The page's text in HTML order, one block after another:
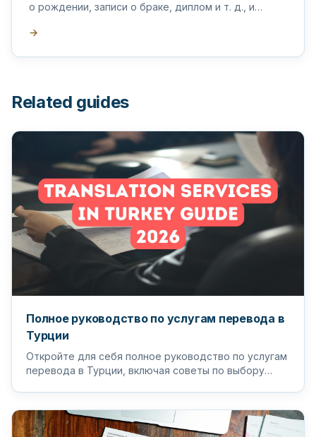
о рождении, записи о браке, диплом и т. д., и
→
Related guides
Полное руководство по услугам перевода в
Турции
Откройте для себя полное руководство по услугам
перевода в Турции, включая советы по выбору